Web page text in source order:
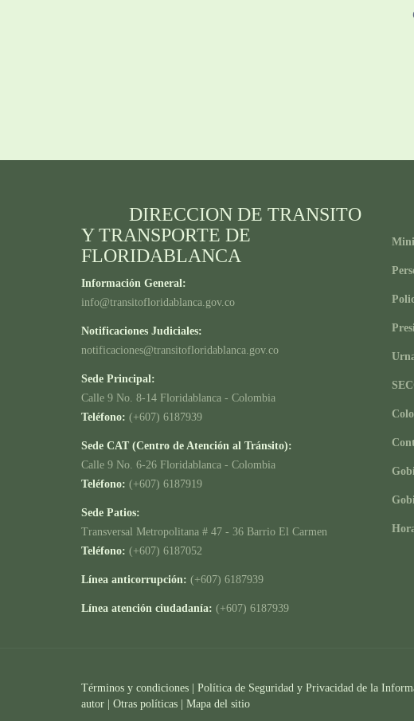
DIRECCION DE TRANSITO
Y TRANSPORTE DE
FLORIDABLANCA
Información General:
info@transitofloridablanca.gov.co
Notificaciones Judiciales:
notificaciones@transitofloridablanca.gov.co
Sede Principal:
Calle 9 No. 8-14 Floridablanca - Colombia
Teléfono: (+607) 6187939
Sede CAT (Centro de Atención al Tránsito):
Calle 9 No. 6-26 Floridablanca - Colombia
Teléfono: (+607) 6187919
Sede Patios:
Transversal Metropolitana # 47 - 36 Barrio El Carmen
Teléfono: (+607) 6187052
Línea anticorrupción: (+607) 6187939
Línea atención ciudadanía: (+607) 6187939
Términos y condiciones | Política de Seguridad y Privacidad de la
autor | Otras políticas | Mapa del sitio